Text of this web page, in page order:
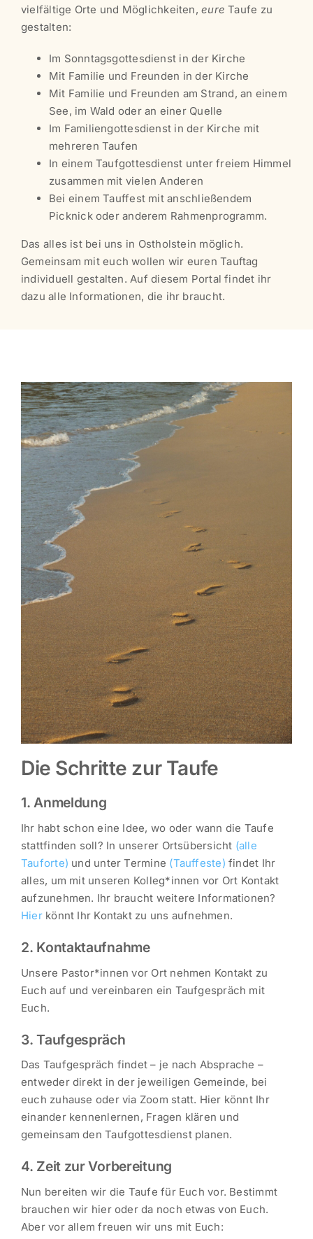
vielfältige Orte und Möglichkeiten,eure Taufe zu
gestalten:
Im Sonntagsgottesdienst in der Kirche
Mit Familie und Freunden in der Kirche
Mit Familie und Freunden am Strand, an einem
See, im Wald oder an einer Quelle
Im Familiengottesdienst in der Kirche mit
mehreren Taufen
In einem Taufgottesdienst unter freiem Himmel
zusammen mit vielen Anderen
Bei einem Tauffest mit anschließendem
Picknick oder anderem Rahmenprogramm.
Das alles ist bei uns in Ostholstein möglich.
Gemeinsam mit euch wollen wir euren Tauftag
individuell gestalten. Auf diesem Portal findet ihr
dazu alle Informationen, die ihr braucht.
Die Schritte zur Taufe
1. Anmeldung
Ihr habt schon eine Idee, wo oder wann die Taufe
stattfinden soll? In unserer Ortsübersicht (alle
Tauforte) und unter Termine (Tauffeste) findet Ihr
alles, um mit unseren Kolleg*innen vor Ort Kontakt
aufzunehmen. Ihr braucht weitere Informationen?
Hier könnt Ihr Kontakt zu uns aufnehmen.
2. Kontaktaufnahme
Unsere Pastor*innen vor Ort nehmen Kontakt zu
Euch auf und vereinbaren ein Taufgespräch mit
Euch.
3. Taufgespräch
Das Taufgespräch findet – je nach Absprache –
entweder direkt in der jeweiligen Gemeinde, bei
euch zuhause oder via Zoom statt. Hier könnt Ihr
einander kennenlernen, Fragen klären und
gemeinsam den Taufgottesdienst planen.
4. Zeit zur Vorbereitung
Nun bereiten wir die Taufe für Euch vor. Bestimmt
brauchen wir hier oder da noch etwas von Euch.
Aber vor allem freuen wir uns mit Euch: